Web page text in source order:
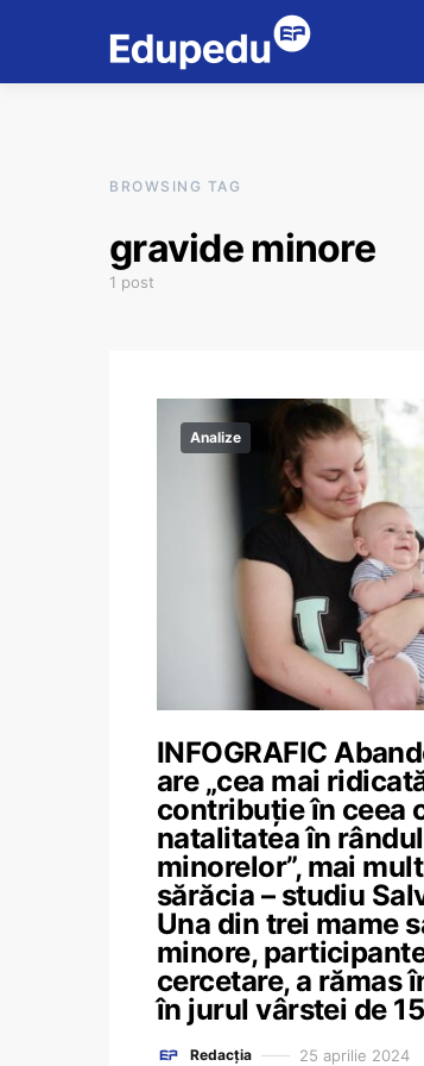
BROWSING TAG
gravide minore
1 post
Analize
INFOGRAFIC
are „cea mai
contribuție în ceea
natalitatea în rândul
minorelor”, mai
sărăcia – studiu
Una din trei mame
minore,
cercetare, a rămas
în jurul vârstei de
Redacția 25 aprilie 2024